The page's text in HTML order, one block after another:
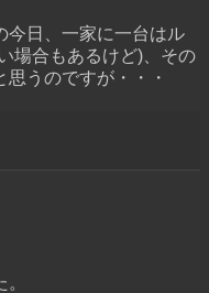
今日、一家に一台はル
場合もあるけど)、その
うのですが・・・